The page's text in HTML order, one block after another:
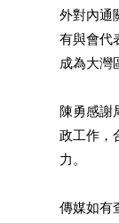
外對內通
有與會代
成為大灣
陳勇感謝
政工作，
力。
傳媒如有